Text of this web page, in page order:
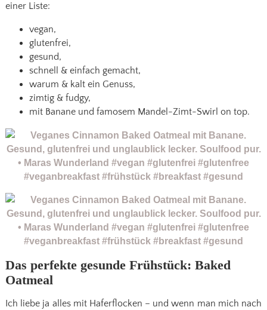
einer Liste:
vegan,
glutenfrei,
gesund,
schnell & einfach gemacht,
warum & kalt ein Genuss,
zimtig & fudgy,
mit Banane und famosem Mandel-Zimt-Swirl on top.
Das perfekte gesunde Frühstück: Baked
Oatmeal
Ich liebe ja alles mit Haferflocken – und wenn man mich nach